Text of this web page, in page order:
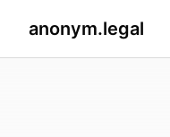
anonym.legal